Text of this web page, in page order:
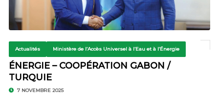
Actualités Ministère de l’Accès Universel à l’Eau et à l’Énergie
ÉNERGIE – COOPÉRATION GABON /
TURQUIE
7 NOVEMBRE 2025